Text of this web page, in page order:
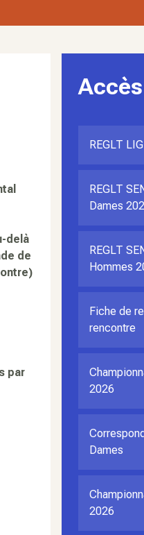
delà
de
par
REGLT
REGLT
Dames
REGLT
Hommes
Fiche de
rencontre
2026
Dames
2026